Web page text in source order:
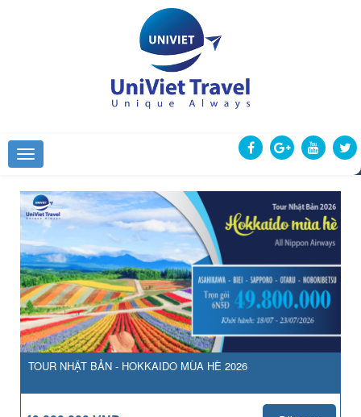
TOUR NHẬT BẢN - HOKKAIDO MÙA HÈ 2026